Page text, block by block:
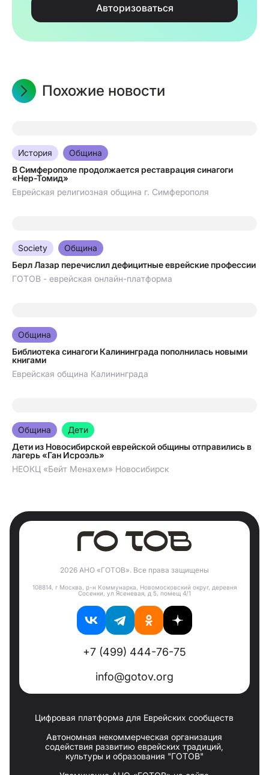
Авторизоваться
Похожие новости
07.08.2026
История
Община
В Симферополе продолжается реставрация синагоги
«Нер-Томид»
Еврейская религиозная община г. Симферополя
07.08.2026
Society
Община
Берл Лазар перечислил дефицитные еврейские профессии
ГОТОВ - еврейская онлайн-платформа
06.08.2026
Община
Библиотека синагоги Калининграда пополнилась новыми
книгами
Еврейская община Калининграда
05.08.2026
Община
Дети
Дети из Новосибирской еврейской общины отправились в
лагерь «Ган Исроэль»
НЕОКЦ «Бейт Менахем» Новосибирск
2026 АНО «ГОТОВ». Все права защищены
108814, г Москва, р-н Коммунарка, Новомосковский округ, деревня
Сосенки, ул Ясеневая, д 5, помещ 4/1
+7 (499) 444-76-75
info@gotov.org
Цифровая платформа для Еврейских сообществ
Автономная некоммерческая организация
содействия развитию еврейских традиций,
культуры и образования "ГОТОВ"